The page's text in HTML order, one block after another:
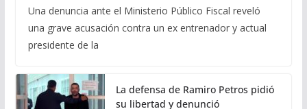
Una denuncia ante el Ministerio Público Fiscal reveló
una grave acusación contra un ex entrenador y actual
presidente de la
La defensa de Ramiro Petros pidió
su libertad y denunció